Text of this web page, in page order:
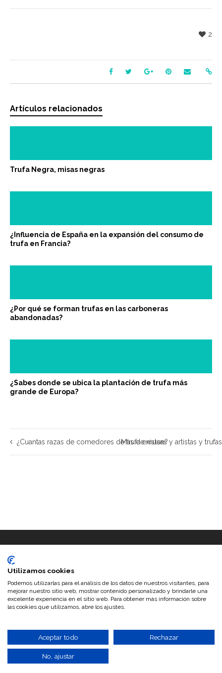
2
Artículos relacionados
Trufa Negra, misas negras
¿Influencia de España en la expansión del consumo de
trufa en Francia?
¿Por qué se forman trufas en las carboneras
abandonadas?
¿Sabes donde se ubica la plantación de trufa más
grande de Europa?
¿Cuantas razas de comedores de trufa existen?
Más de musas y artistas y
©2026 Trufas del Senorio · Configurado y personalizado por
Distribuidores de trufa-Trufa negra-Trufa de verano-Aceite de
Utilizamos cookies
Podemos utilizarlas para el análisis de los datos de nuestros visitantes, para
mejorar nuestro sitio web, mostrar contenido personalizado y brindarle una
excelente experiencia en el sitio web. Para obtener más información sobre
las cookies que utilizamos, abre los ajustes.
Aceptar todo Rechazar
No, ajustar